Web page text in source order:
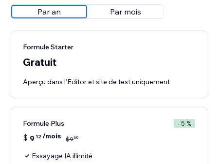
Par an Par mois
Formule Starter
Gratuit
Aperçu dans l'Editor et site de test uniquement
Formule Plus - 5 %
$ 9 12/mois $960
Essayage IA illimité